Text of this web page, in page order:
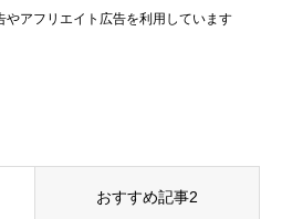
やアフリエイト広告を利用しています
おすすめ記事2